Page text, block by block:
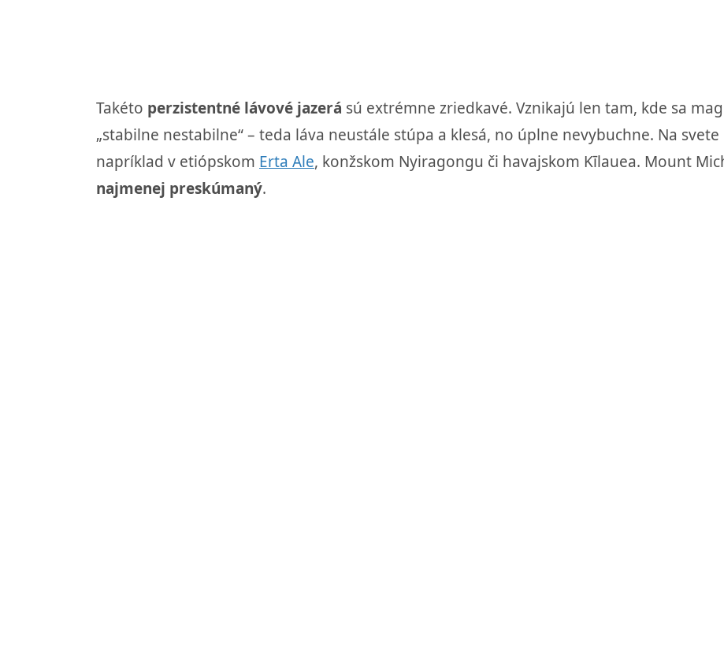
Takéto perzistentné lávové jazerá sú extrémne zriedkavé. Vznikajú len tam, kde sa
„stabilne nestabilne“ – teda láva neustále stúpa a klesá, no úplne nevybuchne. Na
napríklad v etiópskom Erta Ale, konžskom Nyiragongu či havajskom Kīlauea. Mount
najmenej preskúmaný.